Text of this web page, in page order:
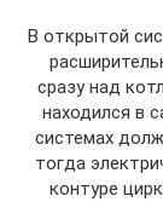
В открытой
сразу над
находился в
системах
тогда
контуре